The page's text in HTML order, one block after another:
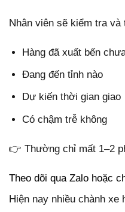
Nhân viên sẽ kiểm tra và
Hàng đã xuất bến
Đang đến tỉnh nào
Dự kiến thời gian giao
Có chậm trễ không
👉 Thường chỉ mất 1–2
Theo dõi qua Zalo hoặc
Hiện nay nhiều chành xe